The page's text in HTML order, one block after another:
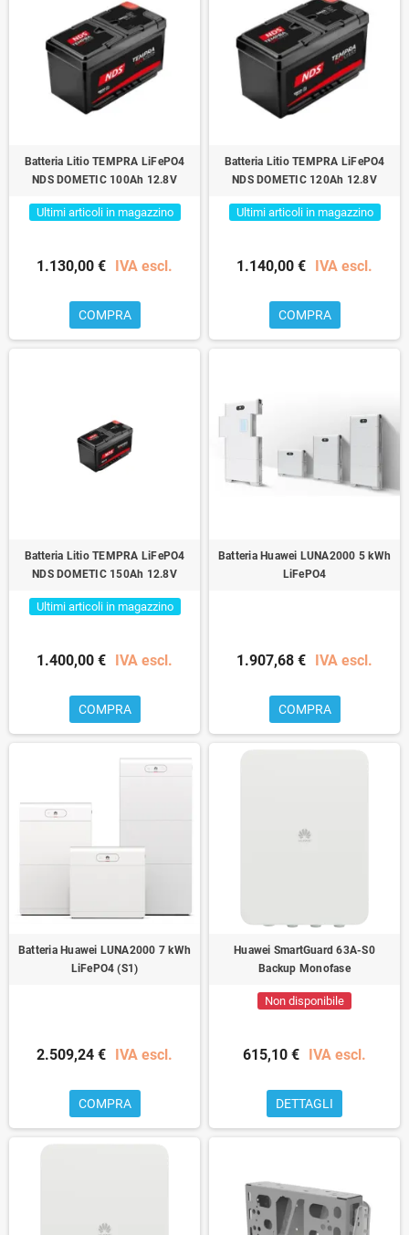
Batteria Litio TEMPRA LiFePO4
NDS DOMETIC 100Ah 12.8V
Ultimi articoli in magazzino
1.130,00 € IVA escl.
COMPRA
Batteria Litio TEMPRA LiFePO4
NDS DOMETIC 120Ah 12.8V
Ultimi articoli in magazzino
1.140,00 € IVA escl.
COMPRA
Batteria Litio TEMPRA LiFePO4
NDS DOMETIC 150Ah 12.8V
Ultimi articoli in magazzino
1.400,00 € IVA escl.
COMPRA
Batteria Huawei LUNA2000 5 kWh
LiFePO4
1.907,68 € IVA escl.
COMPRA
Batteria Huawei LUNA2000 7 kWh
LiFePO4 (S1)
2.509,24 € IVA escl.
COMPRA
Huawei SmartGuard 63A-S0
Backup Monofase
Non disponibile
615,10 € IVA escl.
DETTAGLI